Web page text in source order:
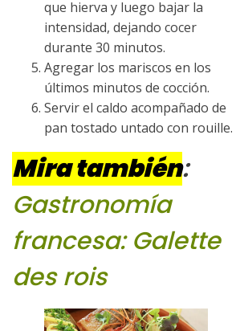
que hierva y luego bajar la
intensidad, dejando cocer
durante 30 minutos.
Agregar los mariscos en los
últimos minutos de cocción.
Servir el caldo acompañado de
pan tostado untado con rouille.
Mira también:
Gastronomía
francesa: Galette
des rois